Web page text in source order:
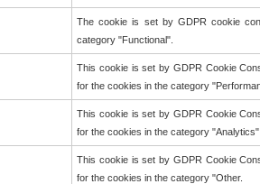
The cookie is set by GDPR cookie
category "Functional".
This cookie is set by GDPR Cookie
for the cookies in the category
This cookie is set by GDPR Cookie
for the cookies in the category "Analytics".
This cookie is set by GDPR Cookie
for the cookies in the category "Other.